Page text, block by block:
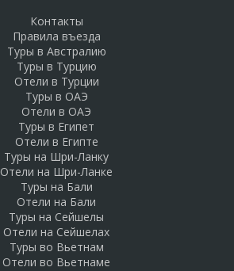
Контакты
Правила въезда
Туры в Австралию
Туры в Турцию
Отели в Турции
Туры в ОАЭ
Отели в ОАЭ
Туры в Египет
Отели в Египте
Туры на Шри-Ланку
Отели на Шри-Ланке
Туры на Бали
Отели на Бали
Туры на Сейшелы
Отели на Сейшелах
Туры во Вьетнам
Отели во Вьетнаме